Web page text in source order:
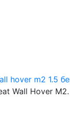
hover m2 1.5
Wall Hover M2.